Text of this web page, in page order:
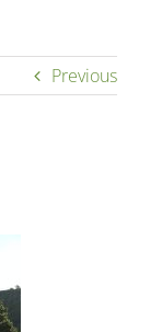
Previous